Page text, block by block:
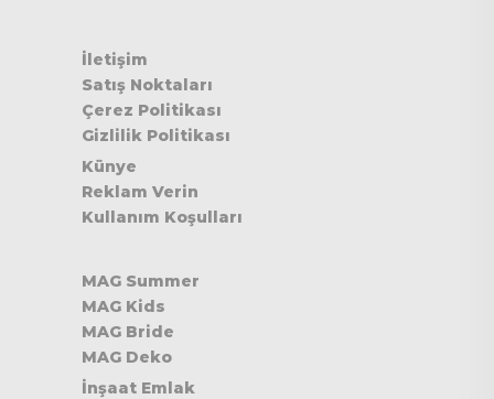
İletişim
Satış Noktaları
Çerez Politikası
Gizlilik Politikası
Künye
Reklam Verin
Kullanım Koşulları
MAG Summer
MAG Kids
MAG Bride
MAG Deko
İnşaat Emlak